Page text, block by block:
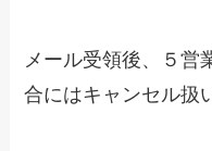
メール受領後、５営
合にはキャンセル扱